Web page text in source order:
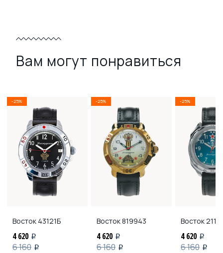
Вам могут понравиться
-25%
Восток 43121Б
4 620 i
6 160 i
-25%
Восток819943
4 620 i
6 160 i
-25%
Восток
4 620 i
6 160 i